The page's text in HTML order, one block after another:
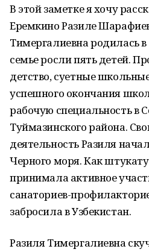
В этой заметке я хочу
Еремкино Разиле
Тимергалиевна родилась
семье росли пять детей.
детство, суетные
успешного окончания
рабочую специальность в
Туймазинского района.
деятельность Разиля
Черного моря. Как
принимала активное
санаториев-
забросила в Узбекистан.
Разиля Тимергалиевна